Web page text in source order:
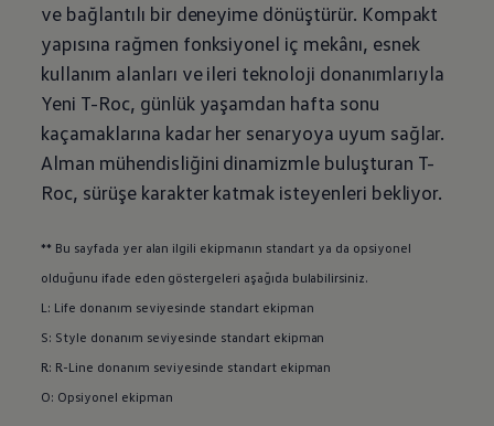
ve bağlantılı bir deneyime dönüştürür. Kompakt
yapısına rağmen fonksiyonel iç mekânı, esnek
kullanım alanları ve ileri teknoloji donanımlarıyla
Yeni T-Roc, günlük yaşamdan hafta sonu
kaçamaklarına kadar her senaryoya uyum sağlar.
Alman mühendisliğini dinamizmle buluşturan T-
Roc, sürüşe karakter katmak isteyenleri bekliyor.
** Bu sayfada yer alan ilgili ekipmanın standart ya da opsiyonel
olduğunu ifade eden göstergeleri aşağıda bulabilirsiniz.
L: Life donanım seviyesinde standart ekipman
S: Style donanım seviyesinde standart ekipman
R: R-Line donanım seviyesinde standart ekipman
O: Opsiyonel ekipman